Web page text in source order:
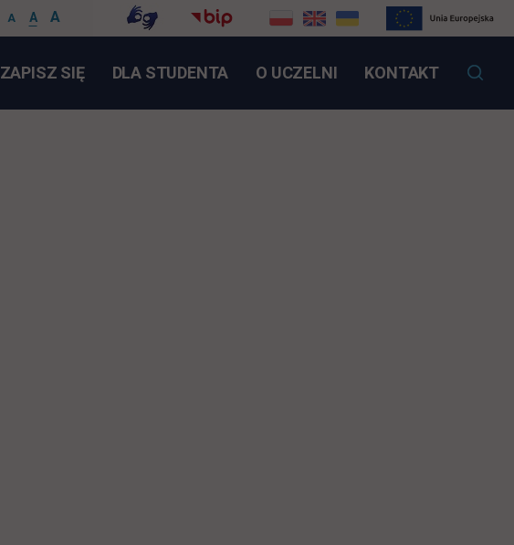
A A A
ZAPISZ SIĘLINK OTWIERA SIĘ W NOWEJ KARCIE
DLA STUDENTA O UCZELNI KONTAKT